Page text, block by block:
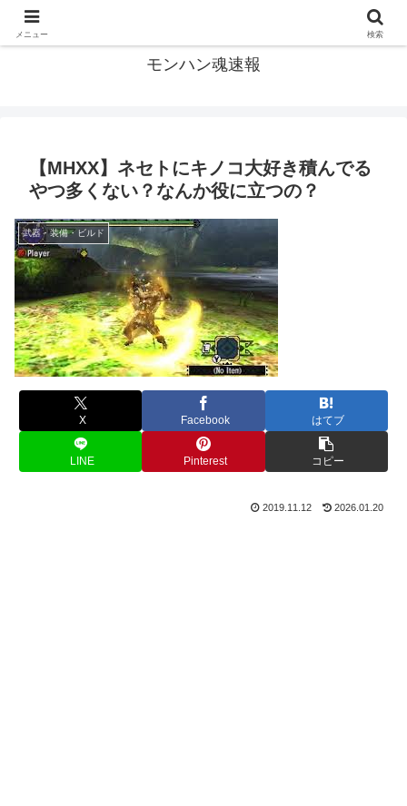
モンハン魂速報
【MHXX】ネセトにキノコ大好き積んでる
やつ多くない？なんか役に立つの？
武器・装備・ビルド
X Facebook はてブ
LINE Pinterest コピー
2019.11.12 2026.01.20
メニュー 検索